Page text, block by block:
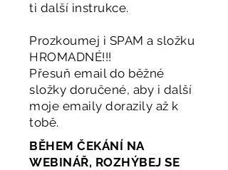
ti další instrukce.
Prozkoumej i SPAM a složku
HROMADNÉ!!!
Přesuň email do běžné
složky doručené, aby i další
moje emaily dorazily až k
tobě.
BĚHEM ČEKÁNÍ NA
WEBINÁŘ, ROZHÝBEJ SE